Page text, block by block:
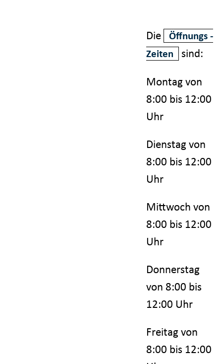
Die
Öffnungs -
Zeiten
sind:
Montag von
8:00 bis 12:00
Uhr
Dienstag von
8:00 bis 12:00
Uhr
Mittwoch von
8:00 bis 12:00
Uhr
Donnerstag
von 8:00 bis
12:00 Uhr
Freitag von
8:00 bis 12:00